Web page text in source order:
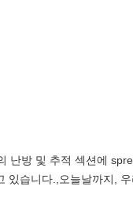
난방 및 추적 섹션에
습니다.,오늘날까지,